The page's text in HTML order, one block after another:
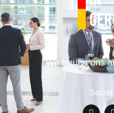
Wir freuen uns
Social